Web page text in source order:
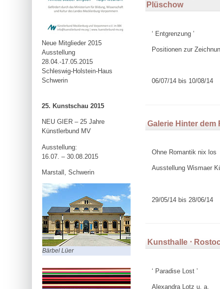
Neue Mitglieder 2015
Ausstellung
28.04.-17.05.2015
Schleswig-Holstein-Haus
Schwerin
25. Kunstschau 2015
NEU GIER – 25 Jahre
Künstlerbund MV
Ausstellung:
16.07. – 30.08.2015
Marstall, Schwerin
Bärbel Lüer
Plüschow
‘ Entgrenzung ’
Positionen zur
06/07/14 bis 10/08/14
Galerie Hinter dem
Ohne Romantik nix los
Ausstellung Wismaer
29/05/14 bis 28/06/14
Kunsthalle ⋅
‘ Paradise Lost ’
Alexandra Lotz u. a.